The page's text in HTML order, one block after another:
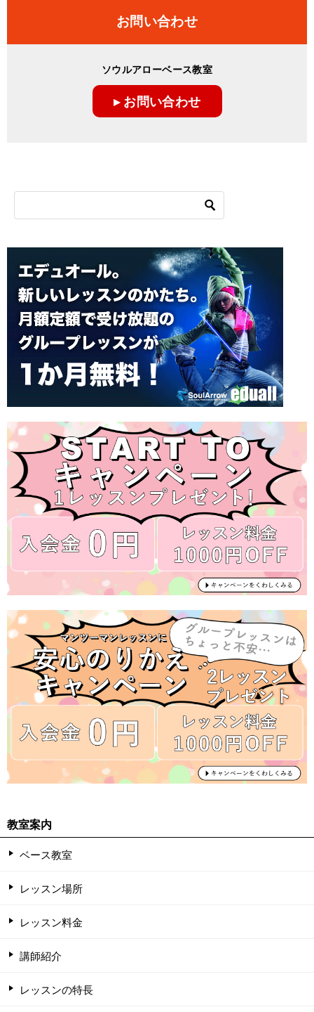
お問い合わせ
ソウルアローベース教室
▸ お問い合わせ
教室案内
ベース教室
レッスン場所
レッスン料金
講師紹介
レッスンの特長